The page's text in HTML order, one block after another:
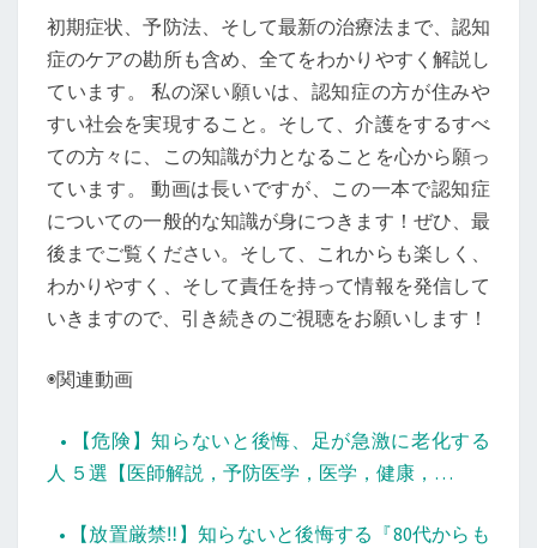
初期症状、予防法、そして最新の治療法まで、認知
症のケアの勘所も含め、全てをわかりやすく解説し
ています。 私の深い願いは、認知症の方が住みや
すい社会を実現すること。そして、介護をするすべ
ての方々に、この知識が力となることを心から願っ
ています。 動画は長いですが、この一本で認知症
についての一般的な知識が身につきます！ぜひ、最
後までご覧ください。そして、これからも楽しく、
わかりやすく、そして責任を持って情報を発信して
いきますので、引き続きのご視聴をお願いします！
◉関連動画
• 【危険】知らないと後悔、足が急激に老化する
人 ５選【医師解説，予防医学，医学，健康，…
• 【放置厳禁‼︎】知らないと後悔する『80代からも